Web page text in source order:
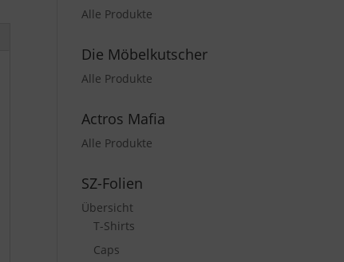
Alle Produkte
Die Möbelkutscher
Alle Produkte
Actros Mafia
Alle Produkte
SZ-Folien
Übersicht
T-Shirts
Caps